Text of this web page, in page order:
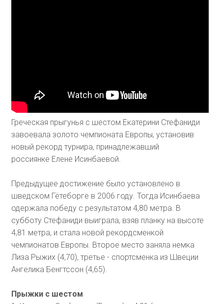
Греческая прыгунья с шестом Екатерини Стефаниди
завоевала золото чемпионата Европы, установив
новый рекорд турнира, принадлежавший
россиянке Елене Исинбаевой.
Предыдущее достижение было установлено в
шведском Гётеборге в 2006 году. Тогда Исинбаева
одержала победу с результатом 4,80 метра. В
субботу Стефаниди выиграла, взяв планку на высоте
4,81 метра, и стала новой рекордсменкой
чемпионатов Европы. Второе место заняла немка
Лиза Рыжих (4,70), третье - спортсменка из Швеции
Ангелика Бенгтссон (4,65).
Прыжки с шестом